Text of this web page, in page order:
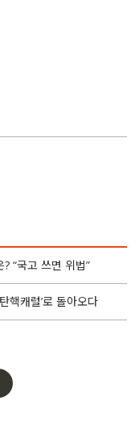
력자’를 만났다
탄핵DJ 김지호 “응원봉 부대 보고 ‘달려야겠다’ 생각”
일 건 윤석열 임기”
? “국고 쓰면 위법”
핵캐럴’로 돌아오다